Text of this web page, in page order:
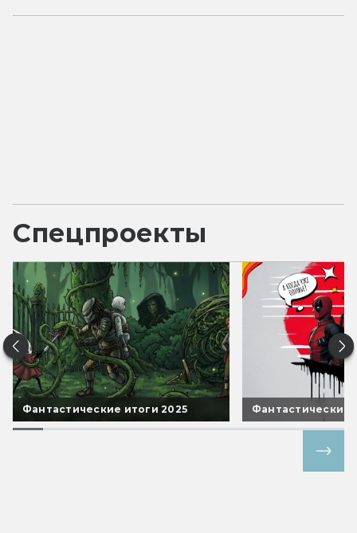
Спецпроекты
Фантастические итоги 2025 Фантастические